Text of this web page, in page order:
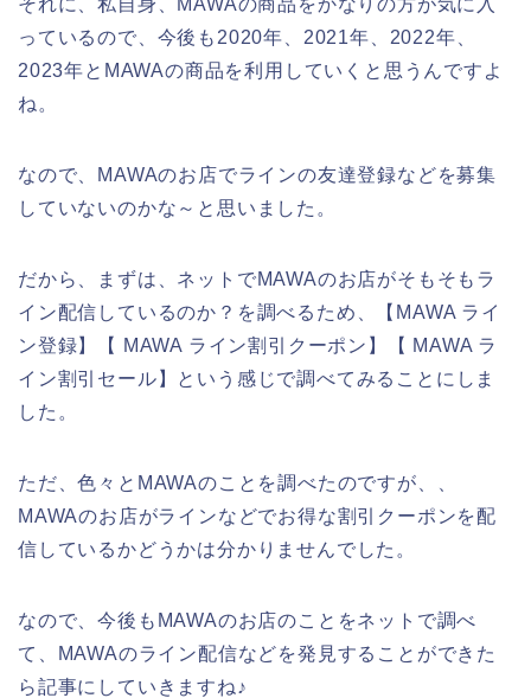
っているので、今後も2020年、2021年、2022年、
2023年とMAWAの商品を利用していくと思うんですよ
ね。
なので、MAWAのお店でラインの友達登録などを募集
していないのかな～と思いました。
だから、まずは、ネットでMAWAのお店がそもそもラ
イン配信しているのか？を調べるため、【MAWA ライ
ン登録】【 MAWA ライン割引クーポン】【 MAWA ラ
イン割引セール】という感じで調べてみることにしま
した。
ただ、色々とMAWAのことを調べたのですが、、
MAWAのお店がラインなどでお得な割引クーポンを配
信しているかどうかは分かりませんでした。
なので、今後もMAWAのお店のことをネットで調べ
て、MAWAのライン配信などを発見することができた
ら記事にしていきますね♪